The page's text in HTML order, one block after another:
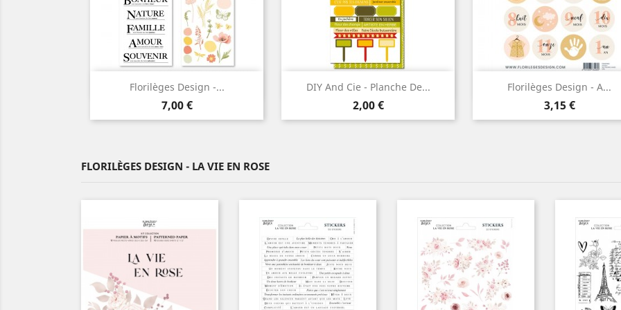
Florilèges Design -...
Prix
7,00 €
Aperçu rapide DIY And Cie - Planche De...
Prix
2,00 €
Aperçu rapide Florilèges Design - A...
Prix
3,15 €
Aperçu rapide
FLORILÈGES DESIGN - LA VIE EN ROSE